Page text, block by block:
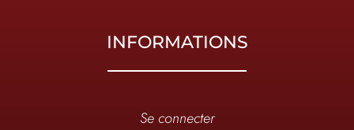
INFORMATIONS
Se connecter